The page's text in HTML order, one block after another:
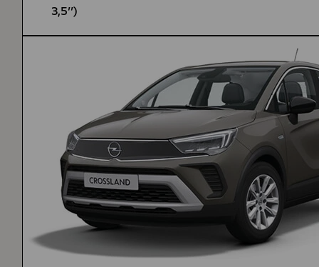
3,5’’)